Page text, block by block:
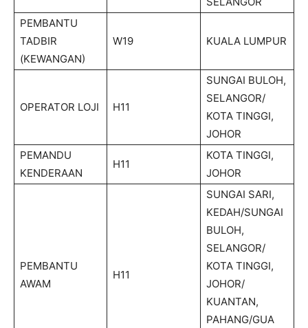
PEMBANTU
TADBIR
(KEWANGAN)
W19 KUALA LUMPUR
OPERATOR LOJI H11
SUNGAI BULOH,
SELANGOR/
KOTA TINGGI,
JOHOR
PEMANDU
KENDERAAN
H11
KOTA TINGGI,
JOHOR
PEMBANTU
AWAM
H11
SUNGAI SARI,
KEDAH/SUNGAI
BULOH,
SELANGOR/
KOTA TINGGI,
JOHOR/
KUANTAN,
PAHANG/GUA